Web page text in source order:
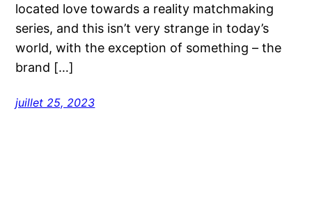
located love towards a reality matchmaking
series, and this isn’t very strange in today’s
world, with the exception of something – the
brand […]
juillet 25, 2023